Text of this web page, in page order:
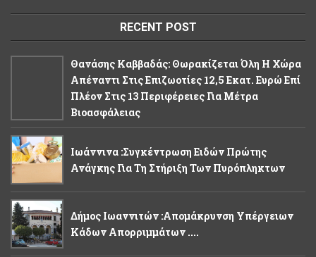
RECENT POST
Θανάσης Καββαδάς: Θωρακίζεται Όλη Η Χώρα
Απέναντι Στις Επιζωοτίες 12,5 Εκατ. Ευρώ Επί
Πλέον Στις 13 Περιφέρειες Για Μέτρα
Βιοασφάλειας
Ιωάννινα :Συγκέντρωση Ειδών Πρώτης
Ανάγκης Για Τη Στήριξη Των Πυρόπληκτων
Δήμος Ιωαννιτών :Απομάκρυνση Υπέργειων
Κάδων Απορριμμάτων ....